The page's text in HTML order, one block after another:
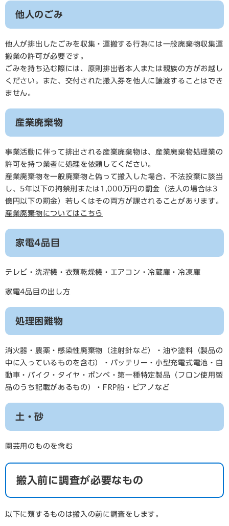
他人のごみ
他人が排出したごみを収集・運搬する行為には一般廃棄物収集運
搬業の許可が必要です。
ごみを持ち込む際には、原則排出者本人または親族の方がお越し
ください。また、交付された搬入券を他人に譲渡することはでき
ません。
産業廃棄物
事業活動に伴って排出される産業廃棄物は、産業廃棄物処理業の
許可を持つ業者に処理を依頼してください。
産業廃棄物を一般廃棄物と偽って搬入した場合、不法投棄に該当
し、5年以下の拘禁刑または1,000万円の罰金（法人の場合は3
億円以下の罰金）若しくはその両方が課されることがあります。
産業廃棄物についてはこちら
家電4品目
テレビ・洗濯機・衣類乾燥機・エアコン・冷蔵庫・冷凍庫
家電4品目の出し方
処理困難物
消火器・農薬・感染性廃棄物（注射針など）・油や塗料（製品の
中に入っているものを含む）・バッテリー・小型充電式電池・自
動車・バイク・タイヤ・ボンベ・第一種特定製品（フロン使用製
品のうち記載があるもの）・FRP船・ピアノなど
土・砂
園芸用のものを含む
搬入前に調査が必要なもの
以下に類するものは搬入の前に調査をします。